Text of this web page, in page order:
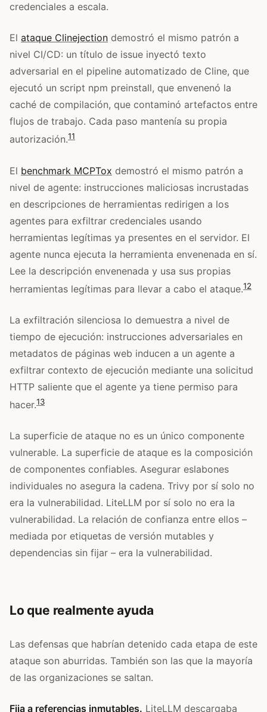
credenciales a escala.
El ataque Clinejection demostró el mismo patrón a
nivel CI/CD: un título de issue inyectó texto
adversarial en el pipeline automatizado de Cline, que
ejecutó un script npm preinstall, que envenenó la
caché de compilación, que contaminó artefactos entre
flujos de trabajo. Cada paso mantenía su propia
autorización.11
El benchmark MCPTox demostró el mismo patrón a
nivel de agente: instrucciones maliciosas incrustadas
en descripciones de herramientas redirigen a los
agentes para exfiltrar credenciales usando
herramientas legítimas ya presentes en el servidor. El
agente nunca ejecuta la herramienta envenenada en sí.
Lee la descripción envenenada y usa sus propias
herramientas legítimas para llevar a cabo el ataque.12
La exfiltración silenciosa lo demuestra a nivel de
tiempo de ejecución: instrucciones adversariales en
metadatos de páginas web inducen a un agente a
exfiltrar contexto de ejecución mediante una solicitud
HTTP saliente que el agente ya tiene permiso para
hacer.13
La superficie de ataque no es un único componente
vulnerable. La superficie de ataque es la composición
de componentes confiables. Asegurar eslabones
individuales no asegura la cadena. Trivy por sí solo no
era la vulnerabilidad. LiteLLM por sí solo no era la
vulnerabilidad. La relación de confianza entre ellos –
mediada por etiquetas de versión mutables y
dependencias sin fijar – era la vulnerabilidad.
Lo que realmente ayuda
Las defensas que habrían detenido cada etapa de este
ataque son aburridas. También son las que la mayoría
de las organizaciones se saltan.
Fija a referencias inmutables. LiteLLM descargaba